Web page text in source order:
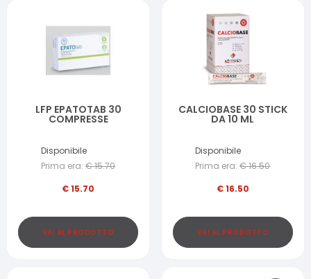
LFP EPATOTAB 30
COMPRESSE
Disponibile
Prima era: €15.70
€15.70
VAI AL PRODOTTO
CALCIOBASE 30 STICK
DA 10 ML
Disponibile
Prima era: €16.50
€16.50
VAI AL PRODOTTO